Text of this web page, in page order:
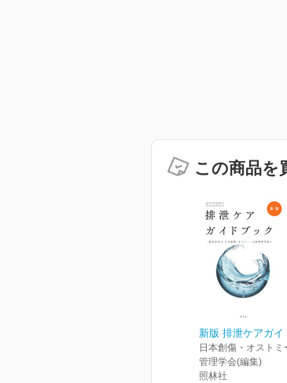
この商品を
新版 排泄ケアガイ
日本創傷・オストミ
管理学会(編集)
照林社